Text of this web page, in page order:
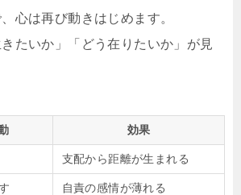
心は再び動きはじめます。
たいか」「どう在りたいか」が見
効果
支配から距離が生まれる
自責の感情が薄れる